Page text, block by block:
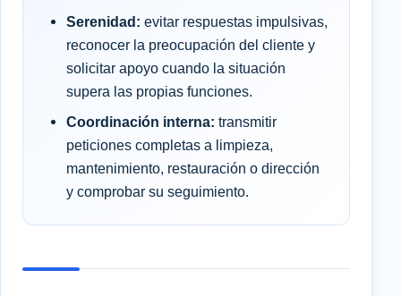
Serenidad: evitar respuestas impulsivas,
reconocer la preocupación del cliente y
solicitar apoyo cuando la situación
supera las propias funciones.
Coordinación interna: transmitir
peticiones completas a limpieza,
mantenimiento, restauración o dirección
y comprobar su seguimiento.